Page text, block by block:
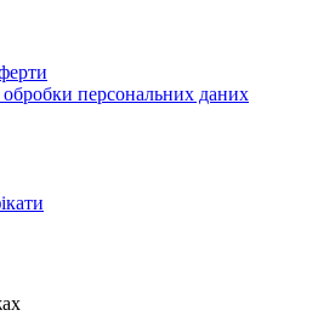
обробки персональних даних